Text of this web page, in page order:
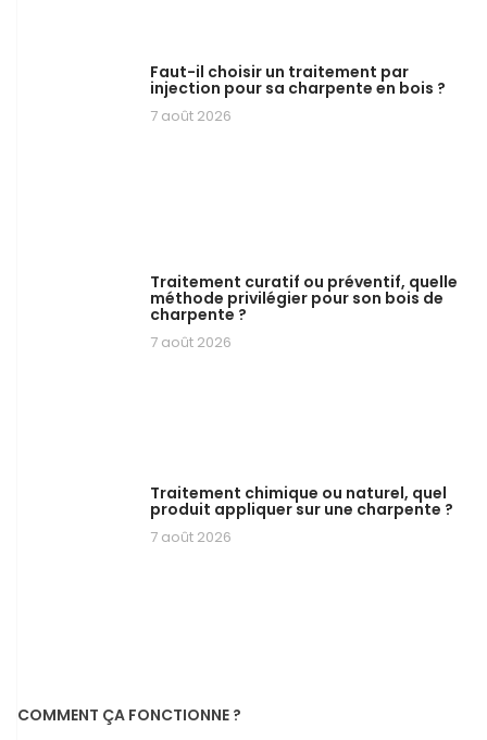
Faut-il choisir un traitement par
injection pour sa charpente en bois ?
7 août 2026
Traitement curatif ou préventif, quelle
méthode privilégier pour son bois de
charpente ?
7 août 2026
Traitement chimique ou naturel, quel
produit appliquer sur une charpente ?
7 août 2026
COMMENT ÇA FONCTIONNE ?